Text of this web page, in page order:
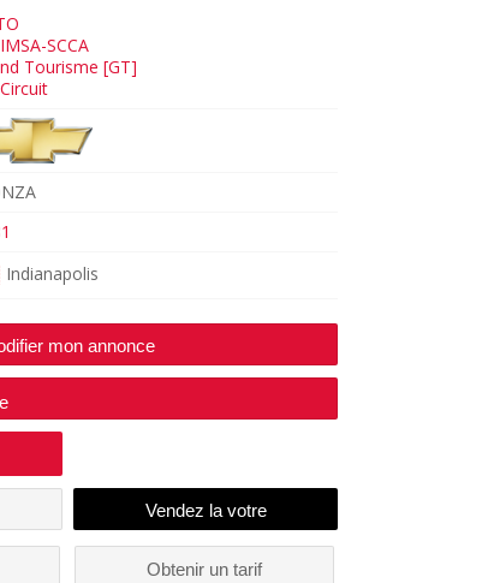
SCCA
Tourisme [GT]
Indianapolis
mon annonce
Obtenir un tarif